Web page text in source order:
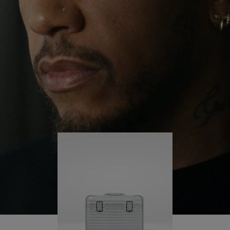
APPUYER
SUR
POUR
LA
LIRE
DÉSACTIVÉ.
VEUILLEZ
CLIQUER
POUR
RÉACTIVER
LE
SON
il continue de se lancer des défis et ainsi d'en
apprendre plus sur lui-même.
Sa valise RIMOWA Original Pilot l'accompagne à
chaque étape de son parcours et chacune de ses
marques raconte une histoire sur les lieux qu'il a